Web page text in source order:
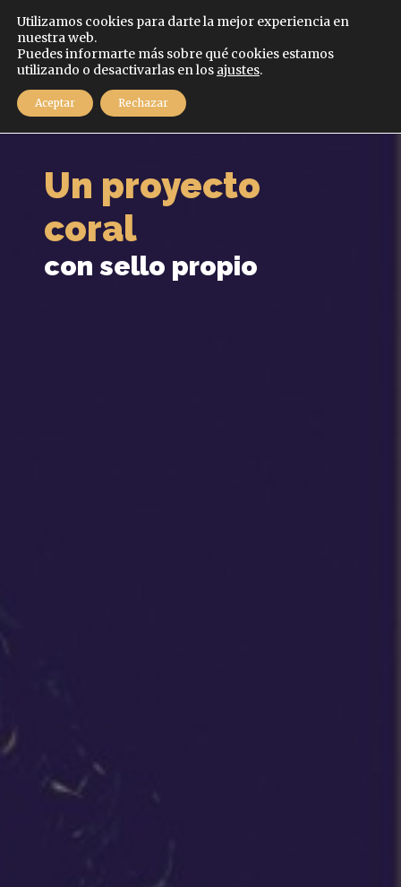
MENÚ
Un proyecto
coral
con sello propio
Español
Utilizamos cookies para darte la mejor experiencia en
nuestra web.
Puedes informarte más sobre qué cookies estamos
utilizando o desactivarlas en los ajustes.
Aceptar Rechazar